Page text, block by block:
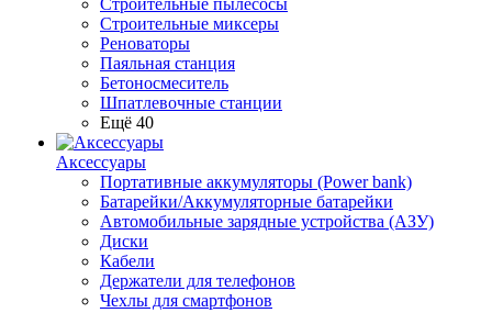
Строительные пылесосы
Строительные миксеры
Реноваторы
Паяльная станция
Бетоносмеситель
Шпатлевочные станции
Ещё 40
Аксессуары
Портативные аккумуляторы (Power bank)
Батарейки/Аккумуляторные батарейки
Автомобильные зарядные устройства (АЗУ)
Диски
Кабели
Держатели для телефонов
Чехлы для смартфонов